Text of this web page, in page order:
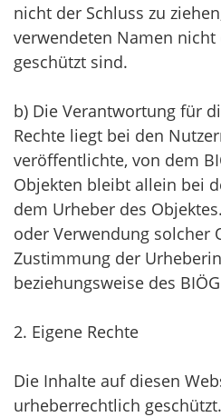
nicht der Schluss zu
verwendeten Namen
geschützt sind.
b) Die Verantwortung für
Rechte liegt bei den
veröffentlichte, von dem
Objekten bleibt allein bei
dem Urheber des
oder Verwendung solcher
Zustimmung der
beziehungsweise des
2. Eigene Rechte
Die Inhalte auf diesen
urheberrechtlich